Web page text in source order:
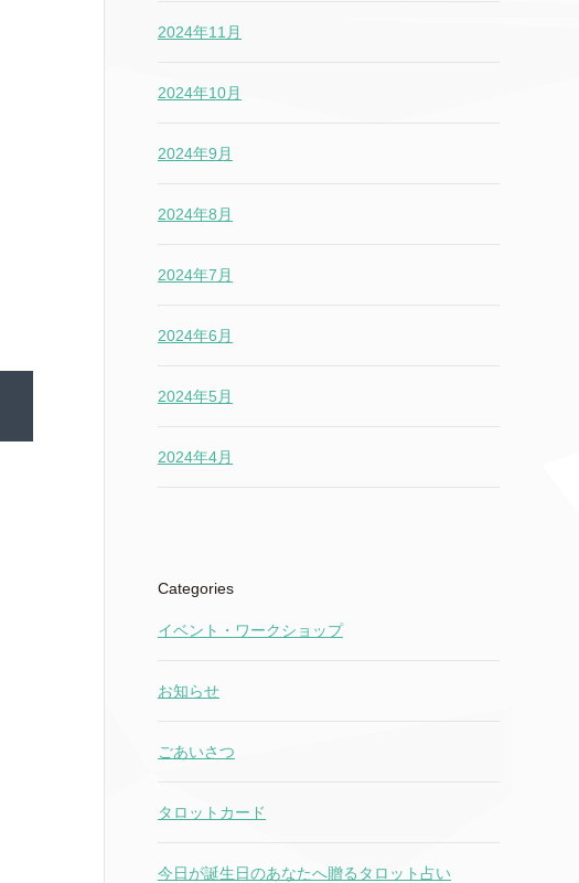
2024年11月
2024年10月
2024年9月
2024年8月
2024年7月
2024年6月
2024年5月
2024年4月
Categories
イベント・ワークショップ
お知らせ
ごあいさつ
タロットカード
今日が誕生日のあなたへ贈るタロット占い